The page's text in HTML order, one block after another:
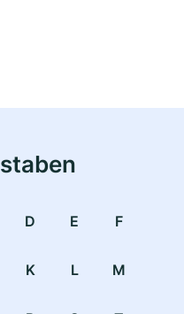
D E F
K L M